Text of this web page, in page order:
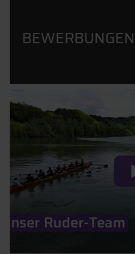
BEWERBUNGEN